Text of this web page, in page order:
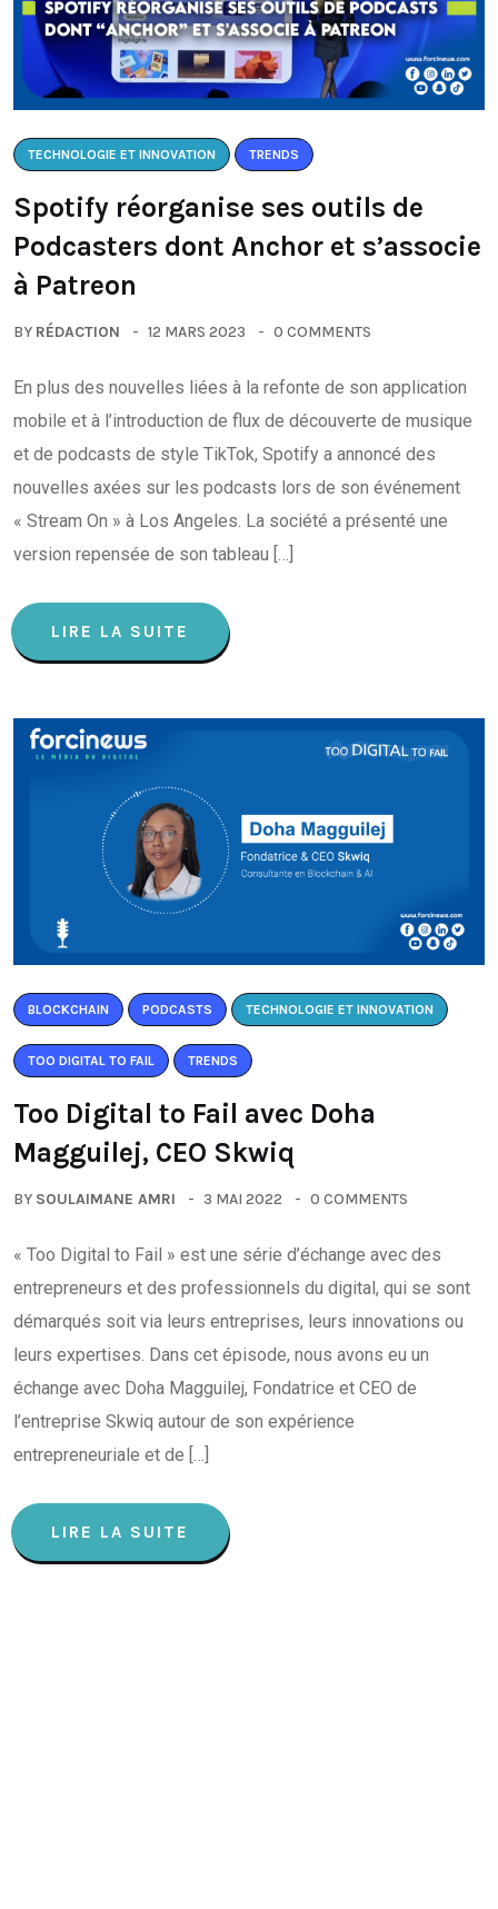
TECHNOLOGIE ET INNOVATION TRENDS
Spotify réorganise ses outils de
Podcasters dont Anchor et s’associe
à Patreon
BY RÉDACTION 12 MARS 2023 0 COMMENTS
En plus des nouvelles liées à la refonte de son application
mobile et à l’introduction de flux de découverte de musique
et de podcasts de style TikTok, Spotify a annoncé des
nouvelles axées sur les podcasts lors de son événement
« Stream On » à Los Angeles. La société a présenté une
version repensée de son tableau […]
LIRE LA SUITE
BLOCKCHAIN PODCASTS TECHNOLOGIE ET INNOVATION
TOO DIGITAL TO FAIL TRENDS
Too Digital to Fail avec Doha
Magguilej, CEO Skwiq
BY SOULAIMANE AMRI 3 MAI 2022 0 COMMENTS
« Too Digital to Fail » est une série d’échange avec des
entrepreneurs et des professionnels du digital, qui se sont
démarqués soit via leurs entreprises, leurs innovations ou
leurs expertises. Dans cet épisode, nous avons eu un
échange avec Doha Magguilej, Fondatrice et CEO de
l’entreprise Skwiq autour de son expérience
entrepreneuriale et de […]
LIRE LA SUITE